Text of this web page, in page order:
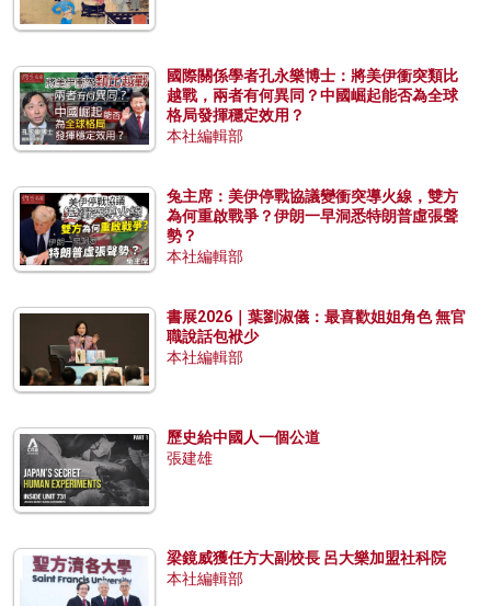
國際關係學者孔永樂博士：將美伊衝突類比
越戰，兩者有何異同？中國崛起能否為全球
格局發揮穩定效用？
本社編輯部
兔主席：美伊停戰協議變衝突導火線，雙方
為何重啟戰爭？伊朗一早洞悉特朗普虛張聲
勢？
本社編輯部
書展2026｜葉劉淑儀：最喜歡姐姐角色 無官
職說話包袱少
本社編輯部
歷史給中國人一個公道
張建雄
梁鏡威獲任方大副校長 呂大樂加盟社科院
本社編輯部